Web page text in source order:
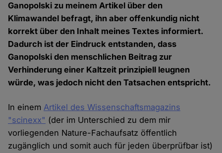
Ganopolski zu meinem Artikel über den
Klimawandel befragt, ihn aber offenkundig nicht
korrekt über den Inhalt meines Textes informiert.
Dadurch ist der Eindruck entstanden, dass
Ganopolski den menschlichen Beitrag zur
Verhinderung einer Kaltzeit prinzipiell leugnen
würde, was jedoch nicht den Tatsachen entspricht.
In einemArtikel des Wissenschaftsmagazins
"scinexx" (der im Unterschied zu dem mir
vorliegenden Nature-Fachaufsatz öffentlich
zugänglich und somit auch für jeden überprüfbar ist)